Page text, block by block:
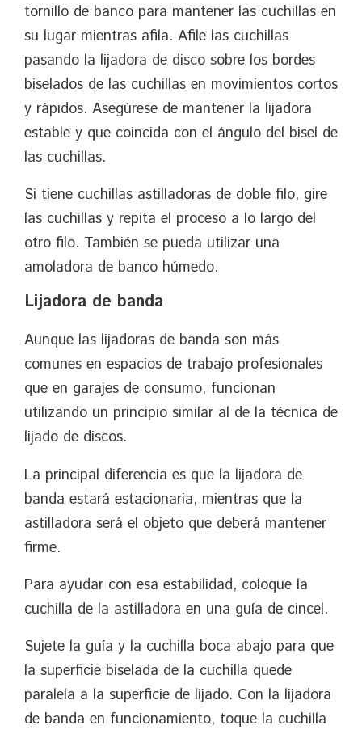
tornillo de banco para mantener las cuchillas en
su lugar mientras afila. Afile las cuchillas
pasando la lijadora de disco sobre los bordes
biselados de las cuchillas en movimientos cortos
y rápidos. Asegúrese de mantener la lijadora
estable y que coincida con el ángulo del bisel de
las cuchillas.
Si tiene cuchillas astilladoras de doble filo, gire
las cuchillas y repita el proceso a lo largo del
otro filo. También se pueda utilizar una
amoladora de banco húmedo.
Lijadora de banda
Aunque las lijadoras de banda son más
comunes en espacios de trabajo profesionales
que en garajes de consumo, funcionan
utilizando un principio similar al de la técnica de
lijado de discos.
La principal diferencia es que la lijadora de
banda estará estacionaria, mientras que la
astilladora será el objeto que deberá mantener
firme.
Para ayudar con esa estabilidad, coloque la
cuchilla de la astilladora en una guía de cincel.
Sujete la guía y la cuchilla boca abajo para que
la superficie biselada de la cuchilla quede
paralela a la superficie de lijado. Con la lijadora
de banda en funcionamiento, toque la cuchilla